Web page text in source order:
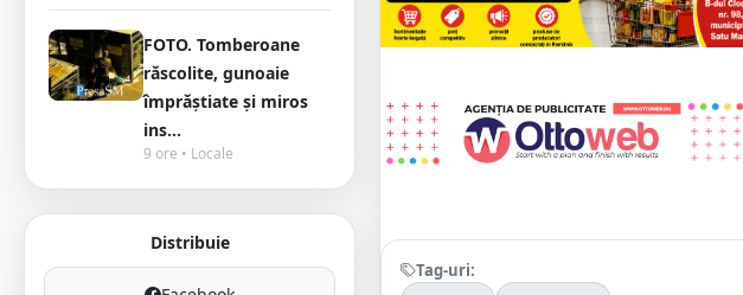
FOTO. Tomberoane
răscolite, gunoaie
împrăștiate și miros
ins...
9 ore • Locale
Distribuie
Tag-uri: